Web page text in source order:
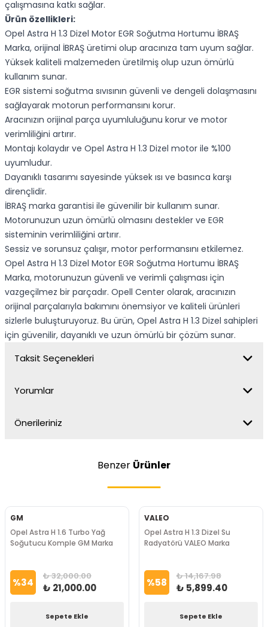
çalışmasına katkı sağlar.
Ürün özellikleri:
Opel Astra H 1.3 Dizel Motor EGR Soğutma Hortumu İBRAŞ
Marka, orijinal İBRAŞ üretimi olup aracınıza tam uyum sağlar.
Yüksek kaliteli malzemeden üretilmiş olup uzun ömürlü
kullanım sunar.
EGR sistemi soğutma sıvısının güvenli ve dengeli dolaşmasını
sağlayarak motorun performansını korur.
Aracınızın orijinal parça uyumluluğunu korur ve motor
verimliliğini artırır.
Montajı kolaydır ve Opel Astra H 1.3 Dizel motor ile %100
uyumludur.
Dayanıklı tasarımı sayesinde yüksek ısı ve basınca karşı
dirençlidir.
İBRAŞ marka garantisi ile güvenilir bir kullanım sunar.
Motorunuzun uzun ömürlü olmasını destekler ve EGR
sisteminin verimliliğini artırır.
Sessiz ve sorunsuz çalışır, motor performansını etkilemez.
Opel Astra H 1.3 Dizel Motor EGR Soğutma Hortumu İBRAŞ
Marka, motorunuzun güvenli ve verimli çalışması için
vazgeçilmez bir parçadır. Opell Center olarak, aracınızın
orijinal parçalarıyla bakımını önemsiyor ve kaliteli ürünleri
sizlerle buluşturuyoruz. Bu ürün, Opel Astra H 1.3 Dizel sahipleri
için güvenilir, dayanıklı ve uzun ömürlü bir çözüm sunar.
Taksit Seçenekleri
Yorumlar
Önerileriniz
Benzer Ürünler
GM
Opel Astra H 1.6 Turbo Yağ
Soğutucu Komple GM Marka
%34 ₺ 32,000.00
₺ 21,000.00
Sepete Ekle
VALEO
Opel Astra H 1.3 Dizel Su
Radyatörü VALEO Marka
%58 ₺ 14,167.98
₺ 5,899.40
Sepete Ekle